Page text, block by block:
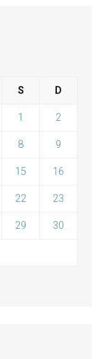
S D
1 2
8 9
15 16
22 23
29 30